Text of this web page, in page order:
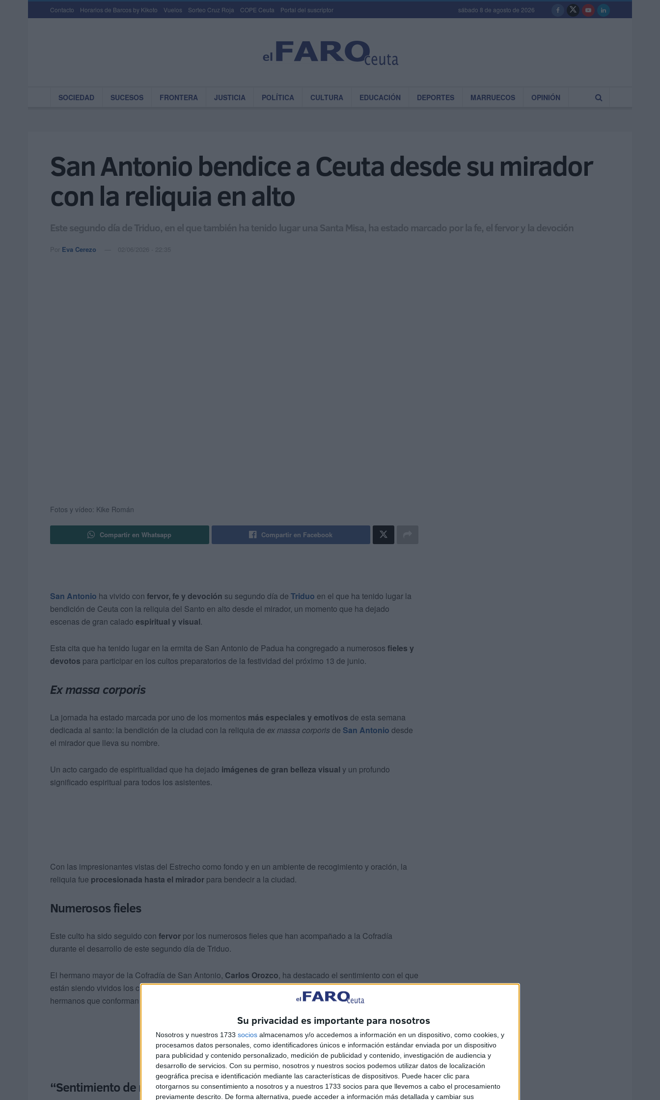
Su privacidad es importante para nosotros
Nosotros y nuestros 1733 socios almacenamos y/o accedemos a información en un dispositivo, como cookies, y
procesamos datos personales, como identificadores únicos e información estándar enviada por un dispositivo
para publicidad y contenido personalizado, medición de publicidad y contenido, investigación de audiencia y
desarrollo de servicios. Con su permiso, nosotros y nuestros socios podemos utilizar datos de localización
geográfica precisa e identificación mediante las características de dispositivos. Puede hacer clic para
otorgarnos su consentimiento a nosotros y a nuestros 1733 socios para que llevemos a cabo el procesamiento
previamente descrito. De forma alternativa, puede acceder a información más detallada y cambiar sus
Contacto Horarios de Barcos by Kikoto Vuelos Sorteo Cruz Roja COPE Ceuta Portal del suscriptor sábado 8 de agosto de 2026
SOCIEDAD SUCESOS FRONTERA JUSTICIA POLÍTICA CULTURA EDUCACIÓN DEPORTES MARRUECOS OPINIÓN
San Antonio bendice a Ceuta desde su mirador
con la reliquia en alto
Este segundo día de Triduo, en el que también ha tenido lugar una Santa Misa, ha estado marcado por la fe, el fervor y la devoción
Por Eva Cerezo 02/06/2026 - 22:35
Fotos y vídeo: Kike Román
Compartir en Whatsapp Compartir en Facebook
San Antonio ha vivido con fervor, fe y devoción su segundo día de Triduo en el que ha tenido lugar la
bendición de Ceuta con la reliquia del Santo en alto desde el mirador, un momento que ha dejado
escenas de gran calado espiritual y visual.
Esta cita que ha tenido lugar en la ermita de San Antonio de Padua ha congregado a numerosos fieles y
devotos para participar en los cultos preparatorios de la festividad del próximo 13 de junio.
Ex massa corporis
La jornada ha estado marcada por uno de los momentos más especiales y emotivos de esta semana
dedicada al santo: la bendición de la ciudad con la reliquia de ex massa corporis de San Antonio desde
el mirador que lleva su nombre.
Un acto cargado de espiritualidad que ha dejado imágenes de gran belleza visual y un profundo
significado espiritual para todos los asistentes.
Con las impresionantes vistas del Estrecho como fondo y en un ambiente de recogimiento y oración, la
reliquia fue procesionada hasta el mirador para bendecir a la ciudad.
Numerosos fieles
Este culto ha sido seguido con fervor por los numerosos fieles que han acompañado a la Cofradía
durante el desarrollo de este segundo día de Triduo.
El hermano mayor de la Cofradía de San Antonio, Carlos Orozco, ha destacado el sentimiento con el que
están siendo vividos los cultos en honor a San Antonio por los cofrades y devotos, y no solo de los
hermanos que conforman la cofradía.
“Sentimiento de mucha fe”